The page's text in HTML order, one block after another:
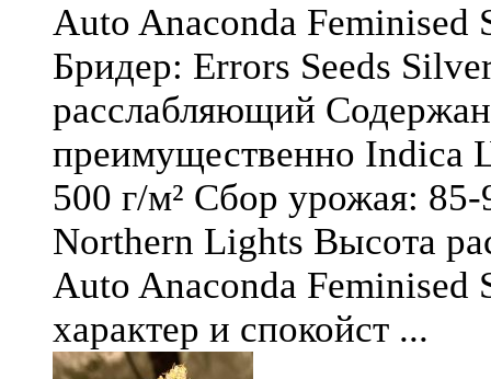
Auto Anaconda Feminised
Бридер: Errors Seeds
расслабляющий
преимущественно Indica
500 г/м² Сбор урожая:
Northern Lights Высота
Auto Anaconda
характер и спокойст ...